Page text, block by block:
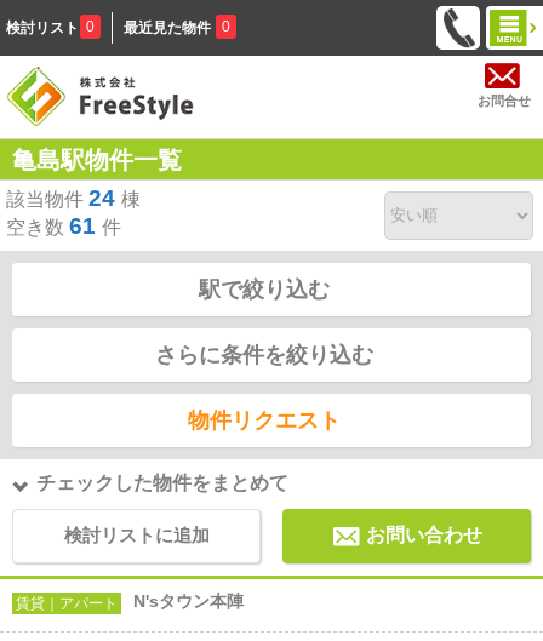
検討リスト 0 最近見た物件 0
お問合せ
亀島駅物件一覧
該当物件 24 棟
空き数 61 件
駅で絞り込む
さらに条件を絞り込む
物件リクエスト
チェックした物件をまとめて
検討リストに追加 お問い合わせ
賃貸｜アパート N'sタウン本陣